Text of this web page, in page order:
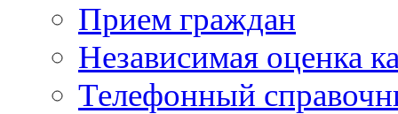
Прием граждан
Независимая оценка
Телефонный